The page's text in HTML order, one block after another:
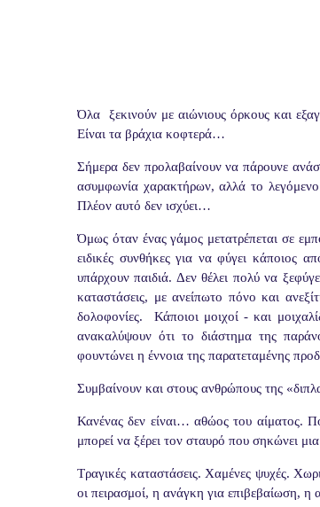
Όλα ξεκινούν με αιώνιους όρκους και
Είναι τα βράχια κοφτερά…
Σήμερα δεν προλαβαίνουν να πάρουνε
ασυμφωνία χαρακτήρων, αλλά το
Πλέον αυτό δεν ισχύει…
Όμως όταν ένας γάμος μετατρέπεται σε
ειδικές συνθήκες για να φύγει κάποιος
υπάρχουν παιδιά. Δεν θέλει πολύ να
καταστάσεις, με ανείπωτο πόνο και
δολοφονίες. Κάποιοι μοιχοί - και
ανακαλύψουν ότι το διάστημα της
φουντώνει η έννοια της παρατεταμένης
Συμβαίνουν και στους ανθρώπους της
Κανένας δεν είναι… αθώος του αίματος.
μπορεί να ξέρει τον σταυρό που σηκώνει
Τραγικές καταστάσεις. Χαμένες ψυχές.
οι πειρασμοί, η ανάγκη για επιβεβαίωση,